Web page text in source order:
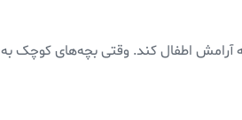
آرامش اطفال کند. وقتی بچه‌های کوچک به